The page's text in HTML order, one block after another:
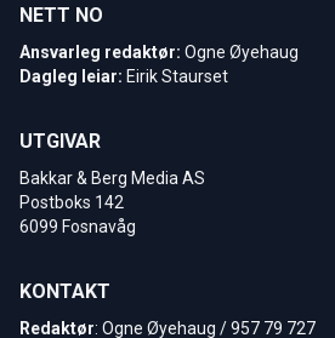
NETT NO
Ansvarleg redaktør: Ogne Øyehaug
Dagleg leiar: Eirik Staurset
UTGIVAR
Bakkar & Berg Media AS
Postboks 142
6099 Fosnavåg
KONTAKT
Redaktør: Ogne Øyehaug / 957 79 727